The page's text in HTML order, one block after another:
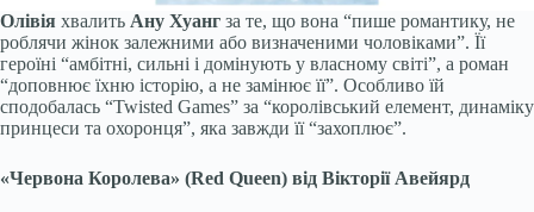
Олівія хвалить Ану Хуанг за те, що вона “пише романтику, не
роблячи жінок залежними або визначеними чоловіками”. Її
героїні “амбітні, сильні і домінують у власному світі”, а роман
“доповнює їхню історію, а не замінює її”. Особливо їй
сподобалась “Twisted Games” за “королівський елемент, динаміку
принцеси та охоронця”, яка завжди її “захоплює”.
«Червона Королева» (Red Queen) від Вікторії Авейярд